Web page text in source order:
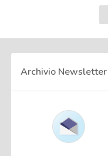
Archivio Newsletter